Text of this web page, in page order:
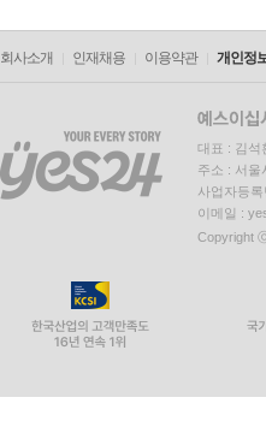
회사소개 인재채용 이용약관 개인정
대표 : 김석
주소 : 서울
사업자등
이메일 :
Copyright